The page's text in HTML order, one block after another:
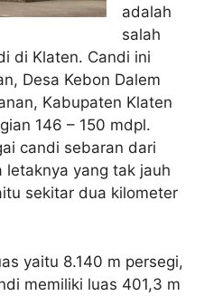
adalah
salah
di Klaten. Candi ini
Desa Kebon Dalem
Kabupaten Klaten
146 – 150 mdpl.
candi sebaran dari
letaknya yang tak jauh
sekitar dua kilometer
yaitu 8.140 m persegi,
memiliki luas 401,3 m